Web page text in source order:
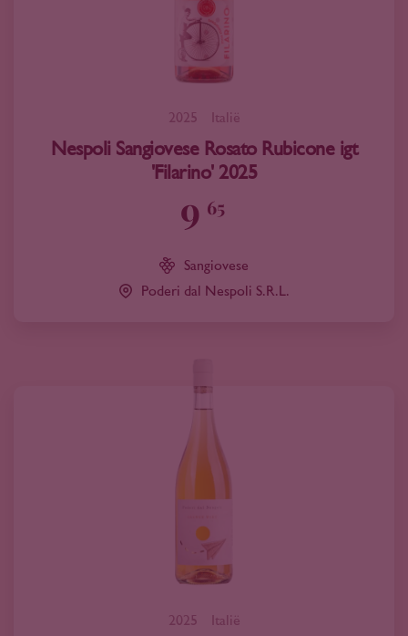
2025 Italië
Nespoli Sangiovese Rosato Rubicone igt
'Filarino' 2025
9 65
Sangiovese
Poderi dal Nespoli S.R.L.
2025 Italië